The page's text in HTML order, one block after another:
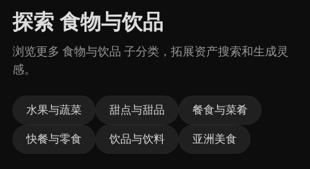
探索 食物与饮品
浏览更多 食物与饮品 子分类，拓展资产搜索和生成灵
感。
水果与蔬菜 甜点与甜品 餐食与菜肴
快餐与零食 饮品与饮料 亚洲美食